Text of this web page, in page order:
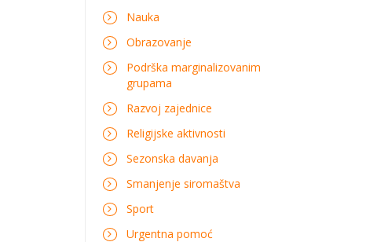
Nauka
Obrazovanje
Podrška marginalizovanim
grupama
Razvoj zajednice
Religijske aktivnosti
Sezonska davanja
Smanjenje siromaštva
Sport
Urgentna pomoć